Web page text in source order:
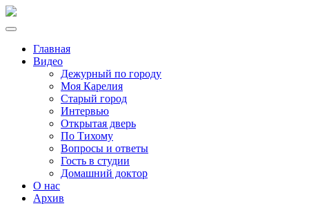
Главная
Видео
Дежурный по городу
Моя Карелия
Старый город
Интервью
Открытая дверь
По Тихому
Вопросы и ответы
Гость в студии
Домашний доктор
О нас
Архив